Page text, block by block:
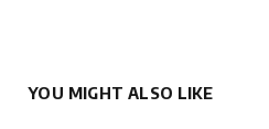
YOU MIGHT ALSO LIKE